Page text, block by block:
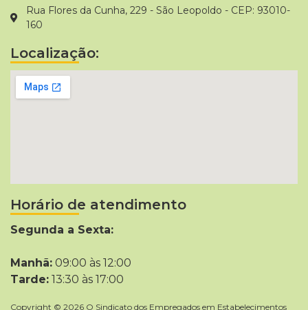
Rua Flores da Cunha, 229 - São Leopoldo - CEP: 93010-
160
Localização:
Horário de atendimento
Segunda a Sexta:
Manhã: 09:00 às 12:00
Tarde: 13:30 às 17:00
Copyright © 2026 O Sindicato dos Empregados em Estabelecimentos